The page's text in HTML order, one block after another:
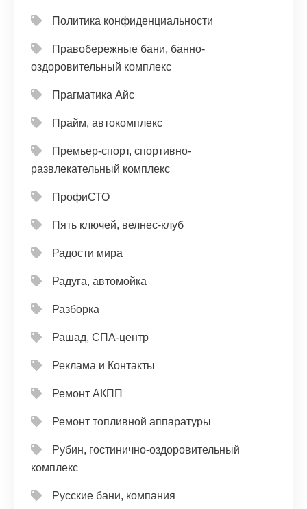
Политика конфиденциальности
Правобережные бани, банно-
оздоровительный комплекс
Прагматика Айс
Прайм, автокомплекс
Премьер-спорт, спортивно-
развлекательный комплекс
ПрофиСТО
Пять ключей, велнес-клуб
Радости мира
Радуга, автомойка
Разборка
Рашад, СПА-центр
Реклама и Контакты
Ремонт АКПП
Ремонт топливной аппаратуры
Рубин, гостинично-оздоровительный
комплекс
Русские бани, компания